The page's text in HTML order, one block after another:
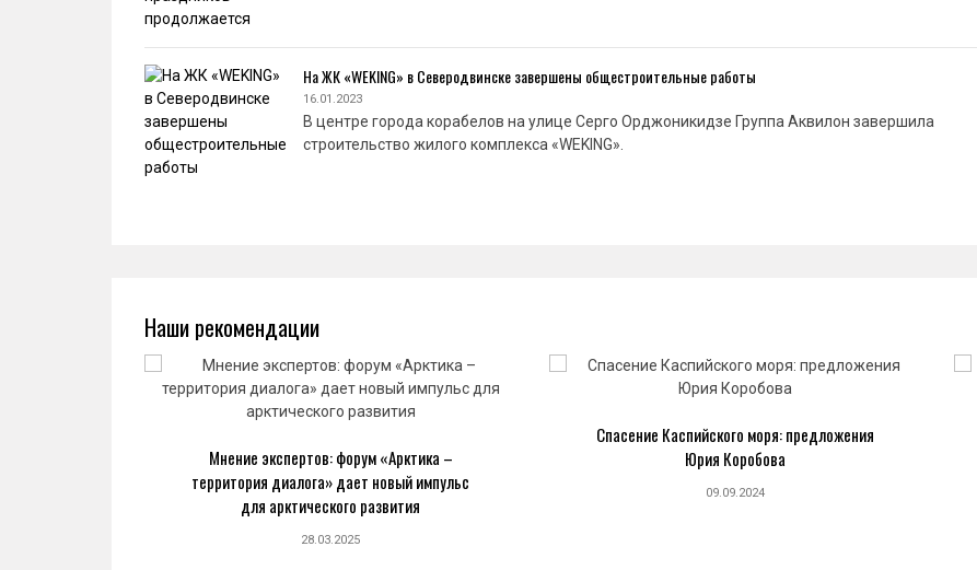
На ЖК «WEKING» в Северодвинске завершены общестроительные работы
16.01.2023
В центре города корабелов на улице Серго Орджоникидзе Группа Аквилон завершила
строительство жилого комплекса «WEKING».
Наши рекомендации
Мнение экспертов: форум «Арктика –
территория диалога» дает новый импульс
для арктического развития
28.03.2025
Спасение Каспийского моря: предложения
Юрия Коробова
09.09.2024